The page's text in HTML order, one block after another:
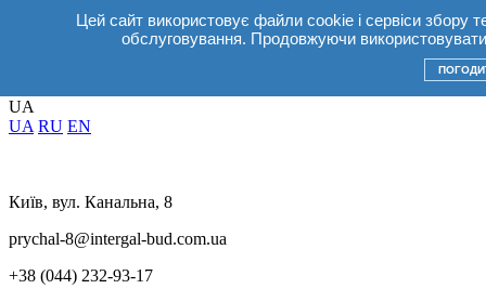
Цей сайт використовує файли cookie і сервіси збору
обслуговування. Продовжуючи
UA
UA
RU EN
UA
UA RU EN
Київ, вул. Канальна, 8
prychal-8@intergal-bud.com.ua
+38 (044) 232-93-17